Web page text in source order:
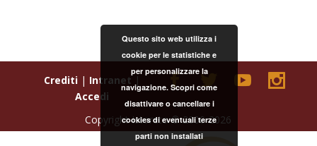
Crediti| Intranet|
Accedi
Copyright Istoreto © 2000-2026
Questo sito web utilizza i
cookie per le statistiche e
per personalizzare la
navigazione. Scopri come
disattivare o cancellare i
cookies di eventuali terze
parti non installati